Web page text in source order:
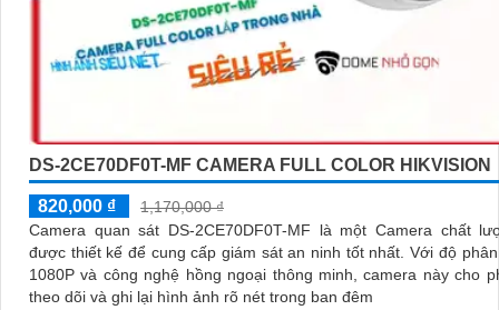
DS-2CE70DF0T-MF CAMERA FULL COLOR HIKVISION
820,000 ₫
1,170,000 ₫
Camera quan sát DS-2CE70DF0T-MF là một Camera chất
được thiết kế để cung cấp giám sát an ninh tốt nhất. Với độ phân giải HD
1080P và công nghệ hồng ngoại thông minh, camera này cho
theo dõi và ghi lại hình ảnh rõ nét trong ban đêm